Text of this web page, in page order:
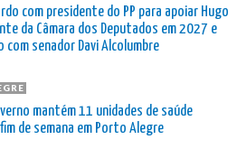
com presidente do PP para apoiar Hugo
da Câmara dos Deputados em 2027 e
senador Davi Alcolumbre
mantém 11 unidades de saúde
de semana em Porto Alegre